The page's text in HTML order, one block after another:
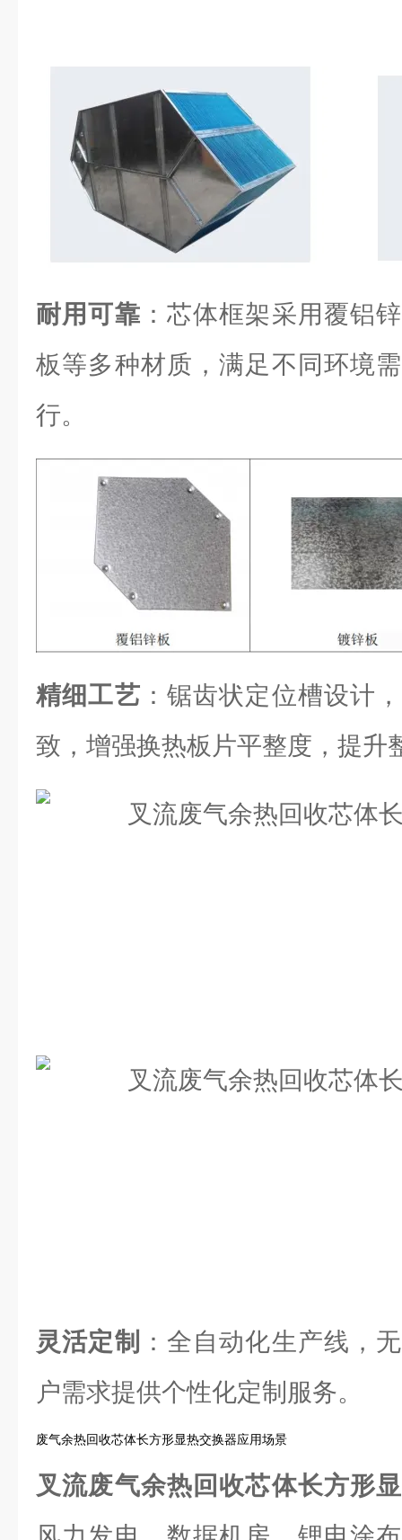
耐用可靠 ：芯体框架采用覆铝
板等多种材质，满足不同环境
行。
精细工艺 ：锯齿状定位槽设计
致，增强换热板片平整度，提升
灵活定制
：全自动化生产线，
户需求提供个性化定制服务。
废气余热回收芯体长方形显热交换器应用场景
叉流废气余热回收芯体长方形